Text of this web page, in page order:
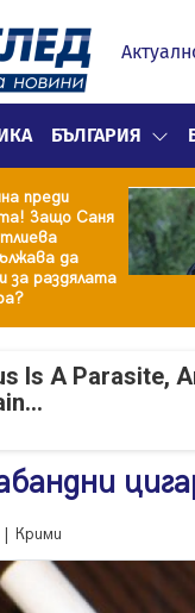
БЪЛГАРИЯ
преди
Защо Саня
да
за раздялата
Is A Parasite,
Крими